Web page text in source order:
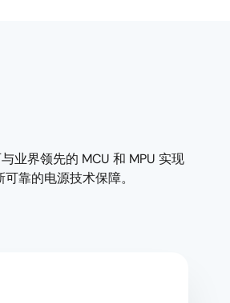
业界领先的 MCU 和 MPU 实现
靠的电源技术保障。